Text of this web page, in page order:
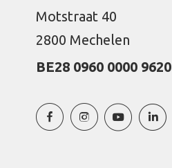
Motstraat 40
2800 Mechelen
BE28 0960 0000 9620